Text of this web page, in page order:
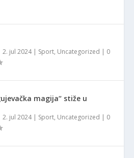
2. jul 2024| Sport, Uncategorized | 0
magija“ stiže u
2. jul 2024| Sport, Uncategorized | 0